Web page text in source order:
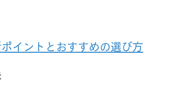
イントとおすすめの選び方